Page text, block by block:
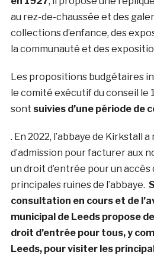
au rez-de-chaussée et des
collections d’enfance, des
la communauté et des
Les propositions budgétaires
le comité exécutif du conseil le
sont suivies d’une période de
. En 2022, l’abbaye de Kirkstall
d’admission pour facturer aux
un droit d’entrée pour un accès
principales ruines de l’abbaye.
consultation en cours et de
municipal de Leeds propose
droit d’entrée pour tous, y
Leeds, pour visiter les